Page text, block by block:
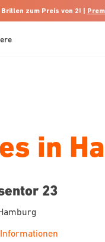
zum Preis von 2! |
in
23